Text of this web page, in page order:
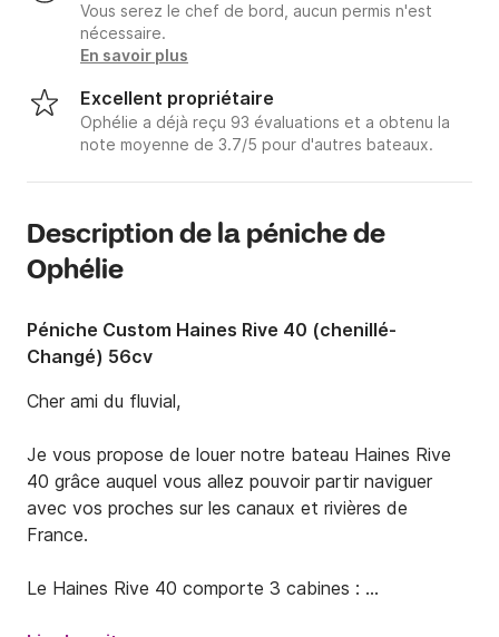
Vous serez le chef de bord, aucun permis n'est
nécessaire.
En savoir plus
Excellent propriétaire
Ophélie a déjà reçu 93 évaluations et a obtenu la
note moyenne de 3.7/5 pour d'autres bateaux.
Description de la péniche de
Ophélie
Péniche Custom Haines Rive 40 (chenillé-
Changé) 56cv
Cher ami du fluvial,
Je vous propose de louer notre bateau Haines Rive
40 grâce auquel vous allez pouvoir partir naviguer
avec vos proches sur les canaux et rivières de
France.
Le Haines Rive 40 comporte 3 cabines :